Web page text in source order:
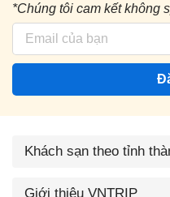
*Chúng tôi cam kết không
Khách sạn theo tỉnh
Giới thiệu VNTRIP